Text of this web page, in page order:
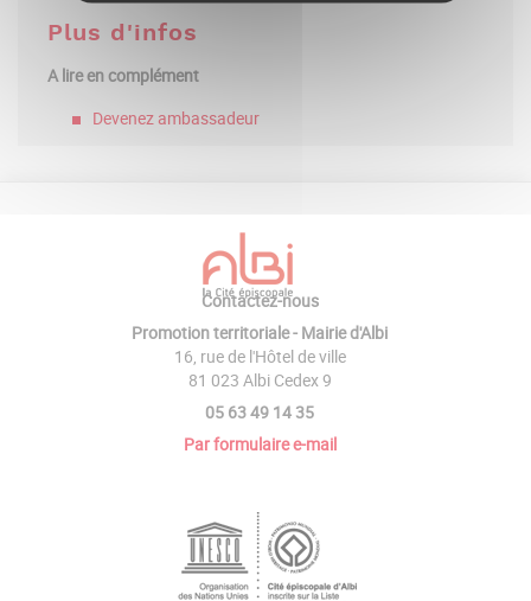
Plus d'infos
A lire en complément
Devenez ambassadeur
Contactez-nous
Promotion territoriale - Mairie d'Albi
16, rue de l'Hôtel de ville
81 023 Albi Cedex 9
05 63 49 14 35
Par formulaire e-mail